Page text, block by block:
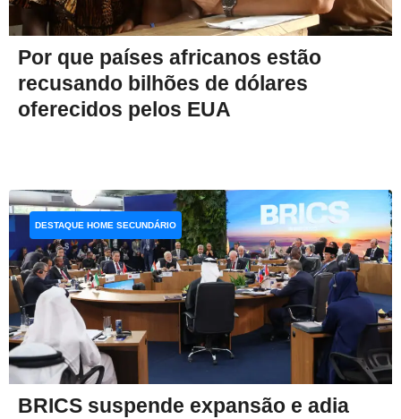
Por que países africanos estão
recusando bilhões de dólares
oferecidos pelos EUA
BRICS suspende expansão e adia
DESTAQUE HOME SECUNDÁRIO